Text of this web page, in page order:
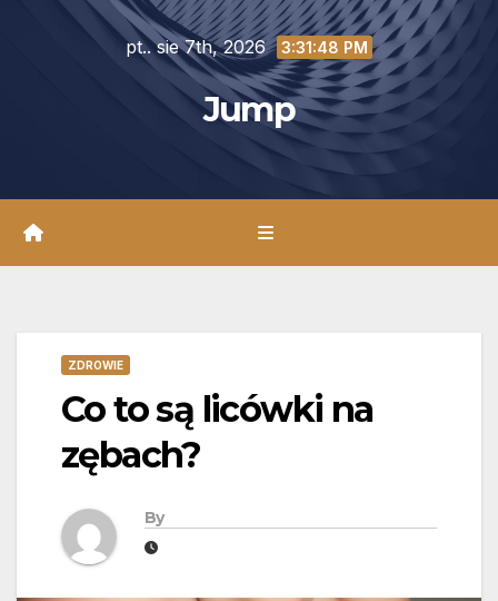
pt.. sie 7th, 2026 3:31:49 PM
Jump
ZDROWIE
Co to są licówki na
zębach?
By